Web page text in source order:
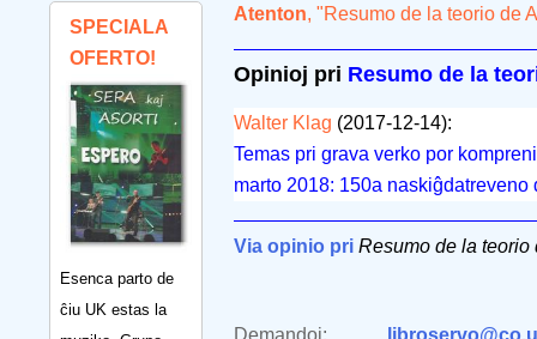
SPECIALA
OFERTO!
Esenca parto de
ĉiu UK estas la
Atenton, "Resumo de la teorio de
Opinioj pri Resumo de la
Walter Klag (2017-12-14):
Temas pri grava verko por
marto 2018: 150a naskiĝdatreveno
Via opinio pri Resumo de la teorio